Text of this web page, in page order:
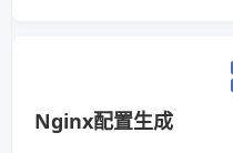
Nginx配置生成